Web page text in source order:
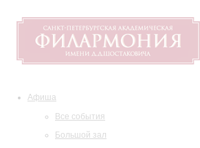
Афиша
Все события
Большой зал